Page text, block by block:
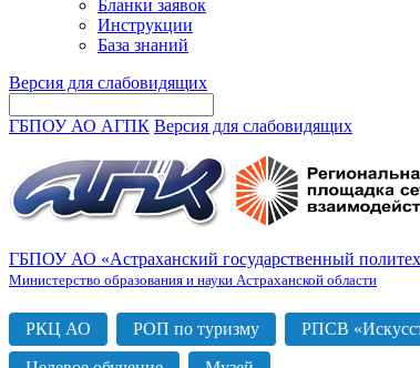
Бланки заявок
Инструкции
База знаний
Версия для слабовидящих
ГБПОУ АО АГПК Версия для слабовидящих
ГБПОУ АО «Астраханский государственный
Министерство образования и науки Астраханской области
РКЦ АО РОП по туризму РПСВ